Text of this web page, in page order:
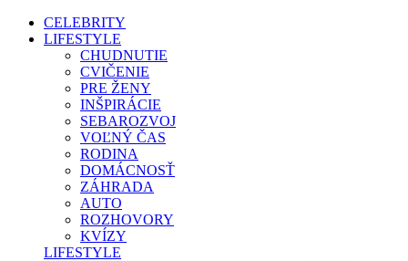
CELEBRITY
LIFESTYLE
CHUDNUTIE
CVIČENIE
PRE ŽENY
INŠPIRÁCIE
SEBAROZVOJ
VOĽNÝ ČAS
RODINA
DOMÁCNOSŤ
ZÁHRADA
AUTO
ROZHOVORY
KVÍZY
LIFESTYLE